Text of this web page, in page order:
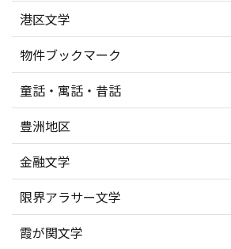
港区文学
物件ブックマーク
童話・寓話・昔話
豊洲地区
金融文学
限界アラサー文学
霞が関文学